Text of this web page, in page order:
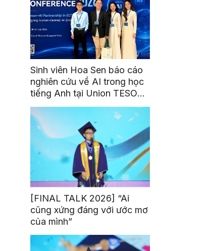
Sinh viên Hoa Sen báo cáo
nghiên cứu về AI trong học
tiếng Anh tại Union TESOL
2026 ở Singapore
[FINAL TALK 2026] “Ai
cũng xứng đáng với ước mơ
của mình”